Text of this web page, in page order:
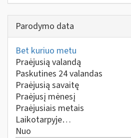
Parodymo data
Bet kuriuo metu
Praėjusią valandą
Paskutines 24 valandas
Praėjusią savaitę
Praėjusį mėnesį
Praėjusiais metais
Laikotarpyje…
Nuo